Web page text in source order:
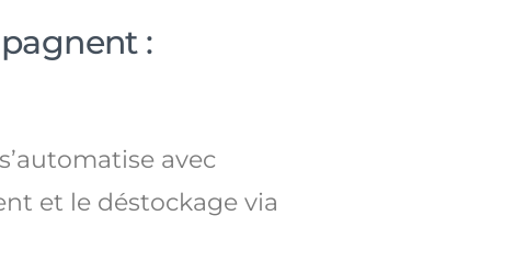
:
avec
et le déstockage via